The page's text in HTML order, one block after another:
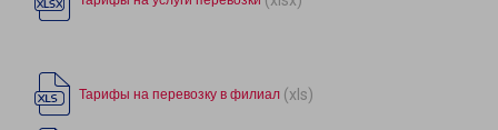
Тарифы на перевозку в филиал (xls)